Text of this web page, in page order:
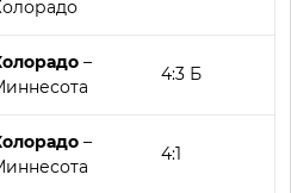
–
4:3 Б
–
4:1